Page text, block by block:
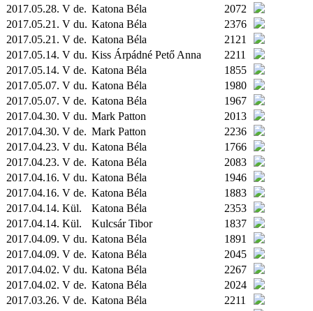
2017.05.28. V de. Katona Béla
2072
2017.05.21. V du. Katona Béla
2376
2017.05.21. V de. Katona Béla
2121
2017.05.14. V du. Kiss Árpádné Pető Anna
2211
2017.05.14. V de. Katona Béla
1855
2017.05.07. V du. Katona Béla
1980
2017.05.07. V de. Katona Béla
1967
2017.04.30. V du. Mark Patton
2013
2017.04.30. V de. Mark Patton
2236
2017.04.23. V du. Katona Béla
1766
2017.04.23. V de. Katona Béla
2083
2017.04.16. V du. Katona Béla
1946
2017.04.16. V de. Katona Béla
1883
2017.04.14. Kül. Katona Béla
2353
2017.04.14. Kül. Kulcsár Tibor
1837
2017.04.09. V du. Katona Béla
1891
2017.04.09. V de. Katona Béla
2045
2017.04.02. V du. Katona Béla
2267
2017.04.02. V de. Katona Béla
2024
2017.03.26. V de. Katona Béla
2211